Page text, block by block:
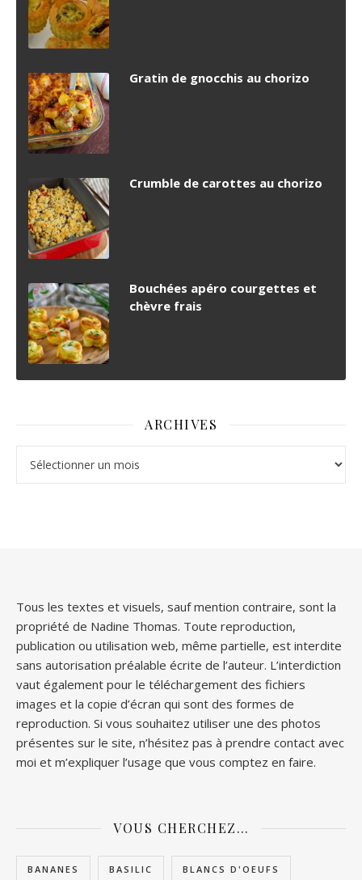
Gratin de gnocchis au chorizo
Crumble de carottes au chorizo
Bouchées apéro courgettes et
chèvre frais
ARCHIVES
Tous les textes et visuels, sauf mention contraire, sont la
propriété de Nadine Thomas. Toute reproduction,
publication ou utilisation web, même partielle, est interdite
sans autorisation préalable écrite de l’auteur. L’interdiction
vaut également pour le téléchargement des fichiers
images et la copie d’écran qui sont des formes de
reproduction. Si vous souhaitez utiliser une des photos
présentes sur le site, n’hésitez pas à prendre contact avec
moi et m’expliquer l’usage que vous comptez en faire.
VOUS CHERCHEZ…
BANANES BASILIC BLANCS D'OEUFS